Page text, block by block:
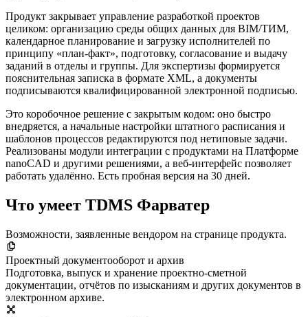
Продукт закрывает управление разработкой проектов
целиком: организацию среды общих данных для BIM/ТИМ,
календарное планирование и загрузку исполнителей по
принципу «план-факт», подготовку, согласование и выдачу
заданий в отделы и группы. Для экспертизы формируется
пояснительная записка в формате XML, а документы
подписываются квалифицированной электронной подписью.
Это коробочное решение с закрытым кодом: оно быстро
внедряется, а начальные настройки штатного расписания и
шаблонов процессов редактируются под нетиповые задачи.
Реализованы модули интеграции с продуктами на Платформе
nanoCAD и другими решениями, а веб-интерфейс позволяет
работать удалённо. Есть пробная версия на 30 дней.
Что умеет TDMS Фарватер
Возможности, заявленные вендором на странице продукта.
Проектный документооборот и архив
Подготовка, выпуск и хранение проектно-сметной
документации, отчётов по изысканиям и других документов в
электронном архиве.